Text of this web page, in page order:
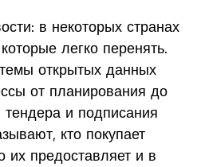
в некоторых странах
легко перенять.
открытых данных
от планирования до
и подписания
кто покупает
их предоставляет и в